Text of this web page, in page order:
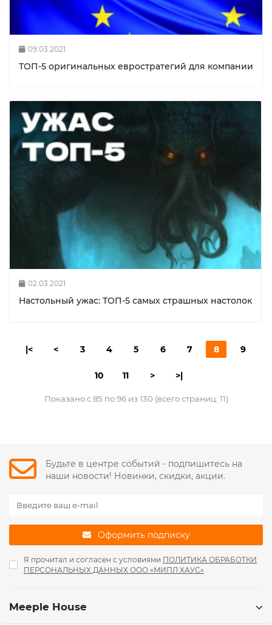
09.03.2021
ТОП-5 оригинальных евростратегий для компании
02.03.2021
Настольный ужас: ТОП-5 самых страшных настолок
|< < 3 4 5 6 7 8 9
10 11 > >|
Показано с 85 по 96 из 130 (всего страниц: 11)
Будьте в центре событий - подпишитесь на
наши новости! Новинки, скидки, акции.
Оформить подписку
Я прочитал и согласен с условиями ПОЛИТИКА ОБРАБОТКИ
ПЕРСОНАЛЬНЫХ ДАННЫХ ООО «МИПЛ ХАУС»
Meeple House